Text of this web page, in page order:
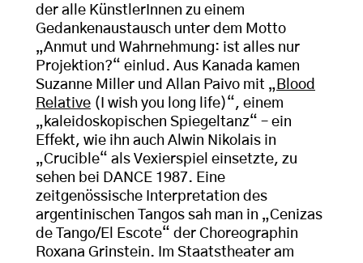
der alle KünstlerInnen zu einem
Gedankenaustausch unter dem Motto
„Anmut und Wahrnehmung: ist alles nur
Projektion?“ einlud. Aus Kanada kamen
Suzanne Miller und Allan Paivo mit „ Blood
Relative (I wish you long life)“, einem
„kaleidoskopischen Spiegeltanz“ – ein
Effekt, wie ihn auch Alwin Nikolais in
„Crucible“ als Vexierspiel einsetzte, zu
sehen bei DANCE 1987. Eine
zeitgenössische Interpretation des
argentinischen Tangos sah man in „Cenizas
de Tango/El Escote“ der Choreographin
Roxana Grinstein. Im Staatstheater am